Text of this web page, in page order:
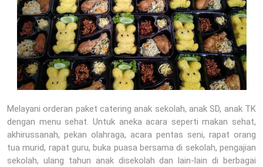
Melayani orderan paket catering anak sekolah, anak SD, anak TK
dengan menu sehat. Untuk aneka acara seperti makan sehat,
akhirussanah, pekan olahraga, acara pentas seni, rapat orang
tua murid, rapat guru, buka puasa bersama di sekolah, pengajian
sekolah, ulang tahun anak disekolah dan lain-lain di berbagai